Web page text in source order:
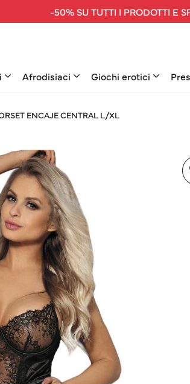
-50% SU TUTTI I PRODOTTI E
Afrodisiaci Giochi erotici
ENCAJE CENTRAL L/XL